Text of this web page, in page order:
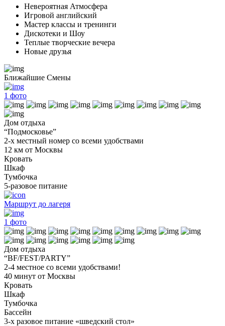
Невероятная Атмосфера
Игровой английский
Мастер классы и тренинги
Дискотеки и Шоу
Теплые творческие вечера
Новые друзья
Ближайшие Смены
1 фото
Дом отдыха
“Подмосковье”
2-х местный номер со всеми удобствами
12 км от Москвы
Кровать
Шкаф
Тумбочка
5-разовое питание
Маршрут до лагеря
1 фото
Дом отдыха
“BF/FEST/PARTY”
2-4 местное со всеми удобствами!
40 минут от Москвы
Кровать
Шкаф
Тумбочка
Бассейн
3-х разовое питание «шведский стол»